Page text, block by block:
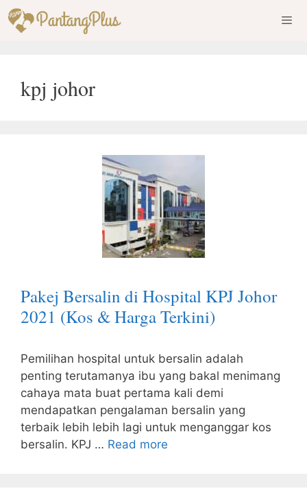
Skip
to
kpj johor
Pakej Bersalin di Hospital KPJ Johor
2021 (Kos & Harga Terkini)
Pemilihan hospital untuk bersalin adalah
penting terutamanya ibu yang bakal menimang
cahaya mata buat pertama kali demi
mendapatkan pengalaman bersalin yang
terbaik lebih lebih lagi untuk menganggar kos
bersalin. KPJ … Read more